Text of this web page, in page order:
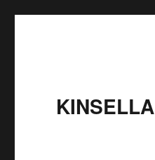
KINSELLA